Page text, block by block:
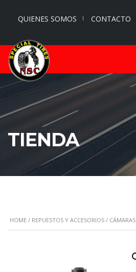
QUIENES SOMOS CONTACTO
TIENDA
HOME / REPUESTOS Y ACCESORIOS / CÁMARAS